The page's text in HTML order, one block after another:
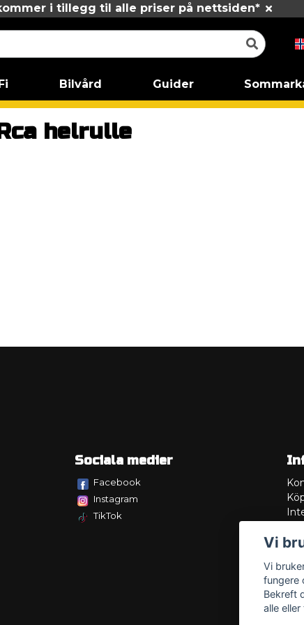
i tillegg til alle priser på nettsiden*
Bilvård Guider
helrulle
Sociala medier
Facebook
Instagram
TikTok
Vi
Vi
fungere
Bekreft
alle